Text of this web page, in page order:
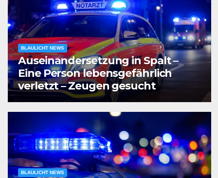
BLAULICHT NEWS
Auseinandersetzung in Spalt –
Eine Person lebensgefährlich
verletzt – Zeugen gesucht
BLAULICHT NEWS